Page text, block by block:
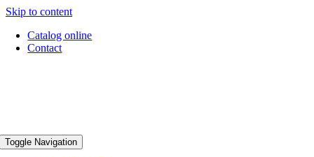
Skip to content
Catalog online
Contact
Toggle Navigation